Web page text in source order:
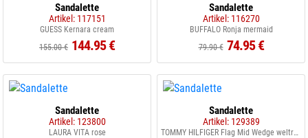
Sandalette
Artikel: 117151
GUESS Kernara cream
155.00 € 144.95 €
Sandalette
Artikel: 116270
BUFFALO Ronja mermaid
79.90 € 74.95 €
Sandalette
Artikel: 123800
LAURA VITA rose
Sandalette
Artikel: 129389
TOMMY HILFIGER Flag Mid Wedge weltraumblau